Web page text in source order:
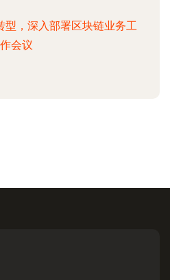
型，深入部署区块链业务工
作会议